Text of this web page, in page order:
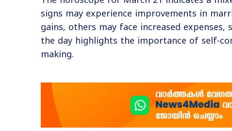
signs may experience improvements in
gains, others may face increased
the day highlights the importance of self-
making.